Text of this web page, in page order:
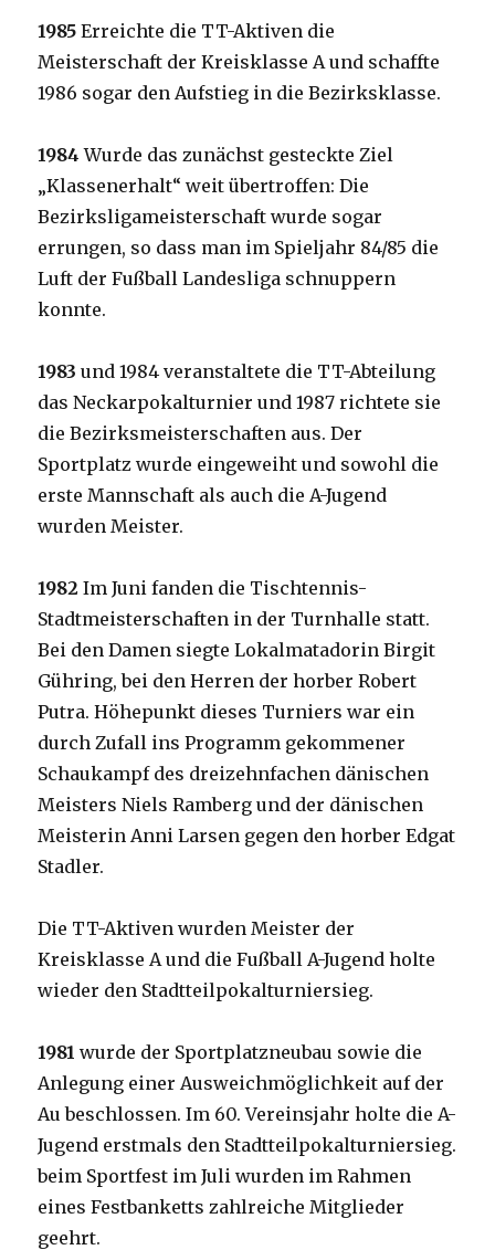
1985 Erreichte die TT-Aktiven die
Meisterschaft der Kreisklasse A und schaffte
1986 sogar den Aufstieg in die Bezirksklasse.
1984 Wurde das zunächst gesteckte Ziel
„Klassenerhalt“ weit übertroffen: Die
Bezirksligameisterschaft wurde sogar
errungen, so dass man im Spieljahr 84/85 die
Luft der Fußball Landesliga schnuppern
konnte.
1983 und 1984 veranstaltete die TT-Abteilung
das Neckarpokalturnier und 1987 richtete sie
die Bezirksmeisterschaften aus. Der
Sportplatz wurde eingeweiht und sowohl die
erste Mannschaft als auch die A-Jugend
wurden Meister.
1982 Im Juni fanden die Tischtennis-
Stadtmeisterschaften in der Turnhalle statt.
Bei den Damen siegte Lokalmatadorin Birgit
Gühring, bei den Herren der horber Robert
Putra. Höhepunkt dieses Turniers war ein
durch Zufall ins Programm gekommener
Schaukampf des dreizehnfachen dänischen
Meisters Niels Ramberg und der dänischen
Meisterin Anni Larsen gegen den horber Edgat
Stadler.
Die TT-Aktiven wurden Meister der
Kreisklasse A und die Fußball A-Jugend holte
wieder den Stadtteilpokalturniersieg.
1981 wurde der Sportplatzneubau sowie die
Anlegung einer Ausweichmöglichkeit auf der
Au beschlossen. Im 60. Vereinsjahr holte die A-
Jugend erstmals den Stadtteilpokalturniersieg.
beim Sportfest im Juli wurden im Rahmen
eines Festbanketts zahlreiche Mitglieder
geehrt.